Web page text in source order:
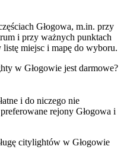
Głogowa, m.in. przy
i przy ważnych punktach
miejsc i mapę do wyboru.
w Głogowie jest darmowe?
i do niczego nie
rejony Głogowa i
citylightów w Głogowie